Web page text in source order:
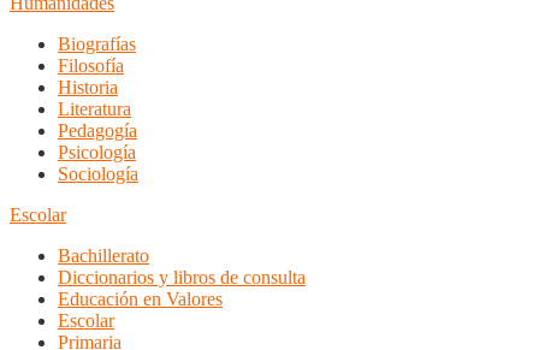
Biografías
Filosofía
Historia
Literatura
Pedagogía
Psicología
Sociología
Escolar
Bachillerato
Diccionarios y libros de consulta
Educación en Valores
Escolar
Primaria